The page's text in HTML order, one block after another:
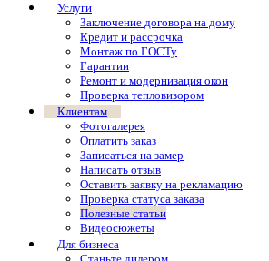
Услуги
Заключение договора на дому
Кредит и рассрочка
Монтаж по ГОСТу
Гарантии
Ремонт и модернизация окон
Проверка тепловизором
Клиентам
Фотогалерея
Оплатить заказ
Записаться на замер
Написать отзыв
Оставить заявку на рекламацию
Проверка статуса заказа
Полезные статьи
Видеосюжеты
Для бизнеса